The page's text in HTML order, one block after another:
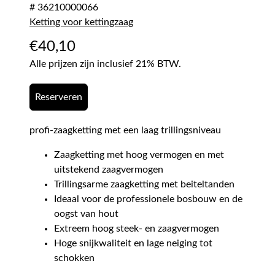
# 36210000066
Ketting voor kettingzaag
€40,10
Alle prijzen zijn inclusief 21% BTW.
Reserveren
profi-zaagketting met een laag trillingsniveau
Zaagketting met hoog vermogen en met
uitstekend zaagvermogen
Trillingsarme zaagketting met beiteltanden
Ideaal voor de professionele bosbouw en de
oogst van hout
Extreem hoog steek- en zaagvermogen
Hoge snijkwaliteit en lage neiging tot
schokken